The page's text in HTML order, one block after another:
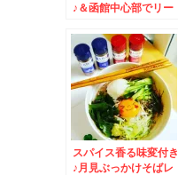
♪＆函館中心部でリー
ら♪「マルカツ魚長水
産」さんの海鮮もお寿
司もお惣菜も大満足(*
´艸`*)
スパイス香る味変付き
♪月見ぶっかけそばレ